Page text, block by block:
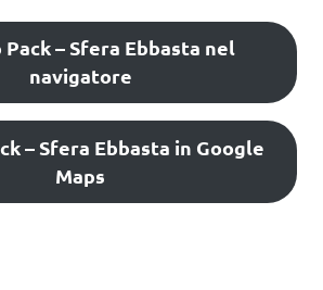
– Sfera Ebbasta nel
navigatore
– Sfera Ebbasta in Google
Maps